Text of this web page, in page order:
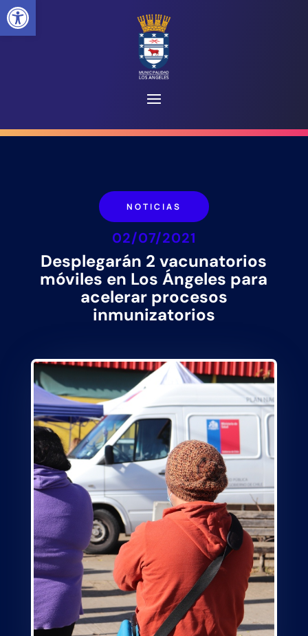
NOTICIAS
02/07/2021
Desplegarán 2 vacunatorios
móviles en Los Ángeles para
acelerar procesos
inmunizatorios